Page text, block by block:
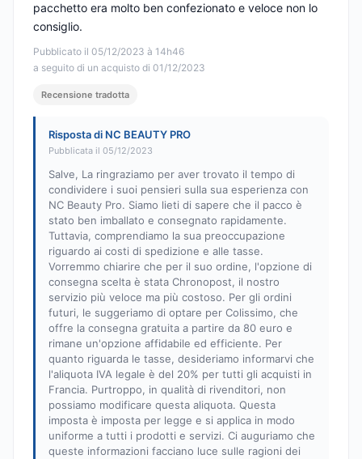
Pubblicato il 05/12/2023 à 14h46
a seguito di un acquisto di 01/12/2023
pacchetto era molto ben confezionato e veloce non lo
consiglio.
Recensione tradotta
Risposta di NC BEAUTY PRO
Pubblicata il 05/12/2023
Salve, La ringraziamo per aver trovato il tempo di
condividere i suoi pensieri sulla sua esperienza con
NC Beauty Pro. Siamo lieti di sapere che il pacco è
stato ben imballato e consegnato rapidamente.
Tuttavia, comprendiamo la sua preoccupazione
riguardo ai costi di spedizione e alle tasse.
Vorremmo chiarire che per il suo ordine, l'opzione di
consegna scelta è stata Chronopost, il nostro
servizio più veloce ma più costoso. Per gli ordini
futuri, le suggeriamo di optare per Colissimo, che
offre la consegna gratuita a partire da 80 euro e
rimane un'opzione affidabile ed efficiente. Per
quanto riguarda le tasse, desideriamo informarvi che
l'aliquota IVA legale è del 20% per tutti gli acquisti in
Francia. Purtroppo, in qualità di rivenditori, non
possiamo modificare questa aliquota. Questa
imposta è imposta per legge e si applica in modo
uniforme a tutti i prodotti e servizi. Ci auguriamo che
queste informazioni facciano luce sulle ragioni dei